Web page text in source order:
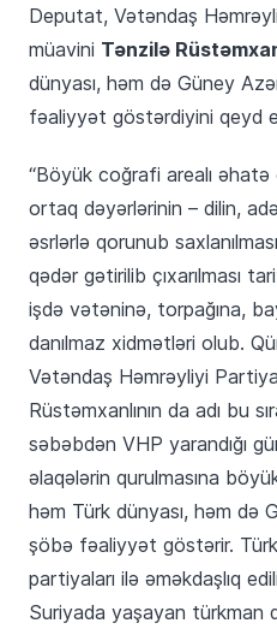
Deputat, Vətəndaş
müavini Tənzilə
dünyası, həm də Güney
fəaliyyət göstərdiyini qeyd
“Böyük coğrafi arealı əhatə
ortaq dəyərlərinin – dilin,
əsrlərlə qorunub
qədər gətirilib çıxarılması
işdə vətəninə, torpağına,
danılmaz xidmətləri olub.
Vətəndaş Həmrəyliyi
Rüstəmxanlının da adı bu
səbəbdən VHP yarandığı
əlaqələrin qurulmasına
həm Türk dünyası, həm də
şöbə fəaliyyət göstərir. Türk
partiyaları ilə əməkdaşlıq
Suriyada yaşayan türkman